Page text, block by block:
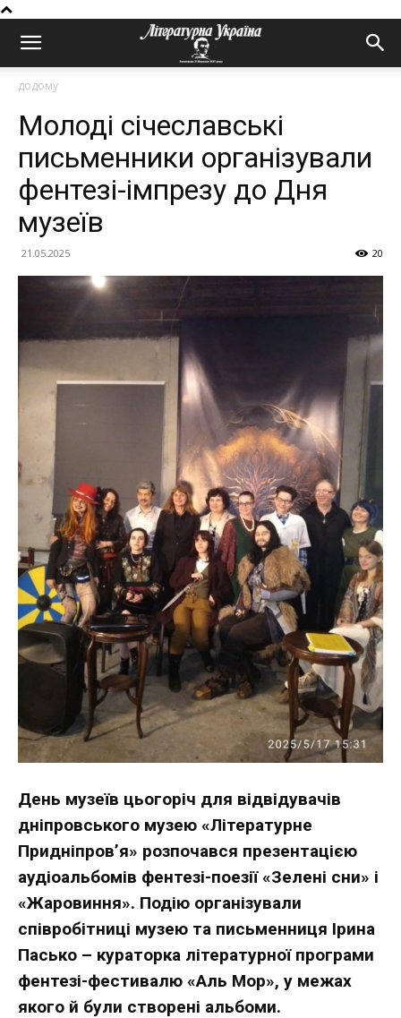
додому
Молоді січеславські
письменники організували
фентезі-імпрезу до Дня
музеїв
21.05.2025 20
День музеїв цьогоріч для відвідувачів
дніпровського музею «Літературне
Придніпров’я» розпочався презентацією
аудіоальбомів фентезі-поезії «Зелені сни» і
«Жаровиння». Подію організували
співробітниці музею та письменниця Ірина
Пасько – кураторка літературної програми
фентезі-фестивалю «Аль Мор», у межах
якого й були створені альбоми.